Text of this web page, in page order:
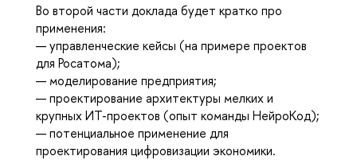
Во второй части доклада будет кратко про
применения:
— управленческие кейсы (на примере проектов
для Росатома);
— моделирование предприятия;
— проектирование архитектуры мелких и
крупных ИТ-проектов (опыт команды НейроКод);
— потенциальное применение для
проектирования цифровизации экономики.